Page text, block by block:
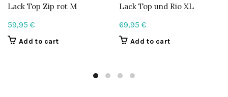
Lack Top Zip rot M
59,95 €
Add to cart
Lack Top und Rio XL
69,95 €
Add to cart